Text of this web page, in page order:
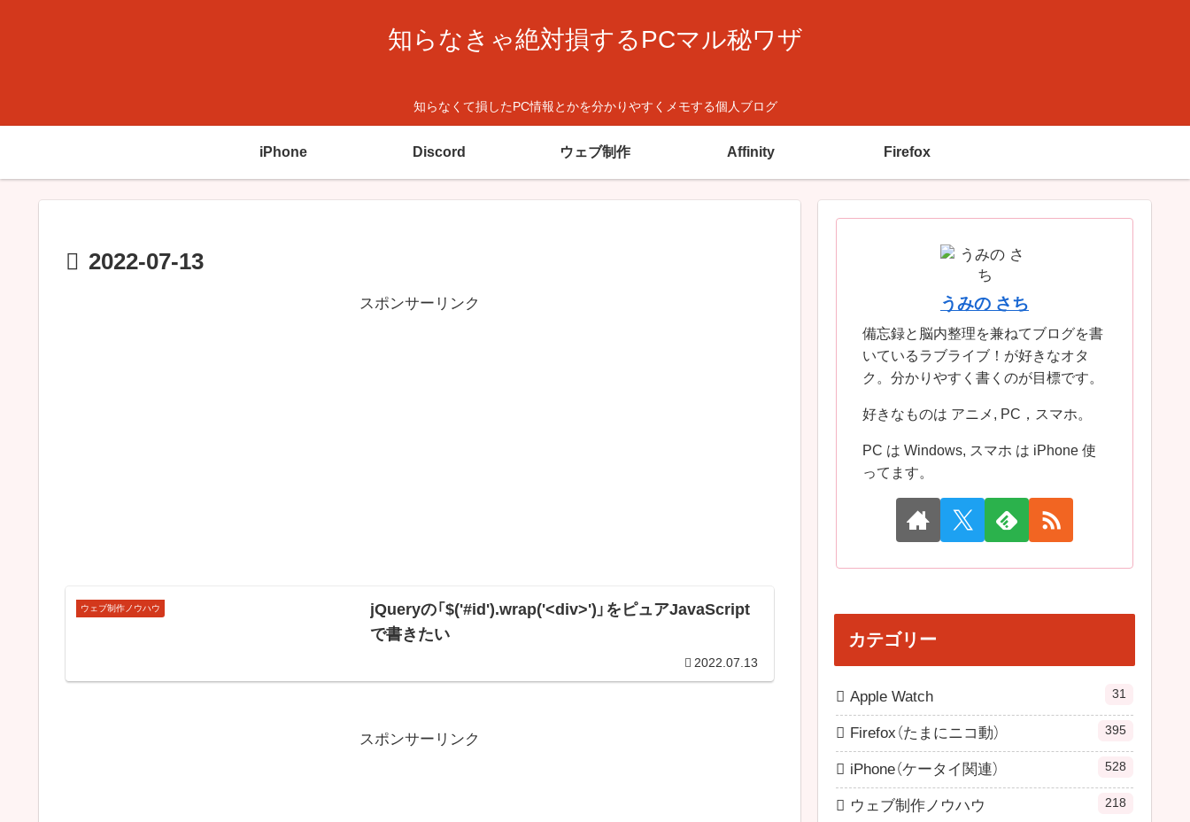
知らなきゃ絶対損するPCマル秘ワザ
知らなくて損したPC情報とかを分かりやすくメモする個人ブログ
iPhone Discord ウェブ制作 Affinity Firefox
2022-07-13
スポンサーリンク
ウェブ制作ノウハウ
jQueryの「$('#id').wrap('<div>')」をピュアJavaScript
で書きたい
2022.07.13
スポンサーリンク
うみの さち
備忘録と脳内整理を兼ねてブログを書
いているラブライブ！が好きなオタ
ク。分かりやすく書くのが目標です。
好きなものは アニメ, PC，スマホ。
PC は Windows, スマホ は iPhone 使
ってます。
カテゴリー
Apple Watch 31
Firefox（たまにニコ動） 395
iPhone（ケータイ関連） 528
ウェブ制作ノウハウ 218